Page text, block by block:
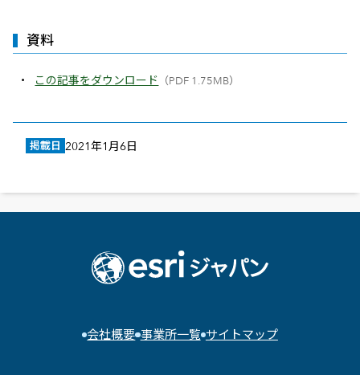
掲載日 2021年1月6日
資料
この記事をダウンロード （PDF 1.75MB）
会社概要 事業所一覧 サイトマップ